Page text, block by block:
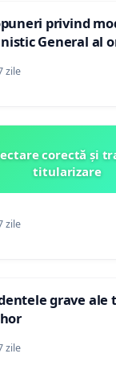
privind
General al
zile
corectă și
titularizare
zile
grave
zile